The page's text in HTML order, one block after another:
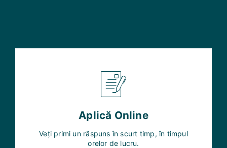
Aplică Online
Veți primi un răspuns în scurt timp, în timpul
orelor de lucru.